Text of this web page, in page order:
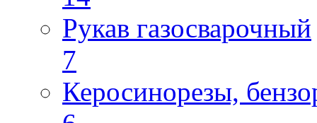
Рукав газосварочный
7
Керосинорезы,